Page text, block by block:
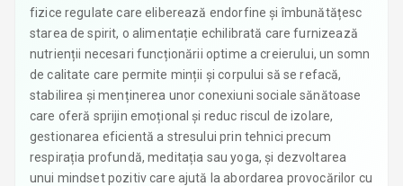
fizice regulate care eliberează endorfine și îmbunătățesc
starea de spirit, o alimentație echilibrată care furnizează
nutrienții necesari funcționării optime a creierului, un somn
de calitate care permite minții și corpului să se refacă,
stabilirea și menținerea unor conexiuni sociale sănătoase
care oferă sprijin emoțional și reduc riscul de izolare,
gestionarea eficientă a stresului prin tehnici precum
respirația profundă, meditația sau yoga, și dezvoltarea
unui mindset pozitiv care ajută la abordarea provocărilor cu